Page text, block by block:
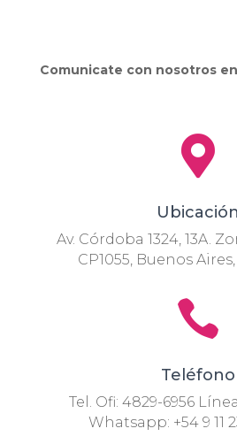
Comunicate con nosotros

Ubicación
Av. Córdoba 1324, 13A.
CP1055, Buenos

Teléfono
Tel. Ofi: 4829-6956
Whatsapp: +54 9 11